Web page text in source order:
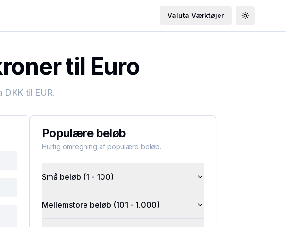
Valuta Værktøjer Toggle
til Euro
DKK til EUR.
Populære beløb
Hurtig omregning af populære beløb.
Små beløb (1 - 100)
Mellemstore beløb (101 - 1.000)